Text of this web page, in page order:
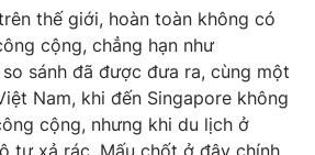
VTV Thể thao
Bất động sản
thế giới, hoàn toàn không có
cộng, chẳng hạn như
sánh đã được đưa ra, cùng một
Nam, khi đến Singapore không
cộng, nhưng khi du lịch ở
tư xả rác. Mấu chốt ở đây chính